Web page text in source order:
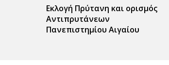
Εκλογή Πρύτανη και ορισμός
Αντιπρυτάνεων
Πανεπιστημίου Αιγαίου